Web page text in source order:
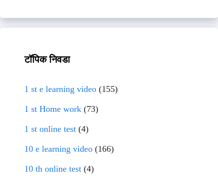
टॉपिक निवडा
1 st e learning video (155)
1 st Home work (73)
1 st online test (4)
10 e learning video (166)
10 th online test (4)